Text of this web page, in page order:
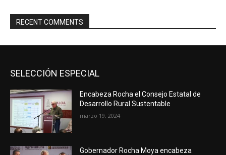
RECENT COMMENTS
SELECCIÓN ESPECIAL
Encabeza Rocha el Consejo Estatal de
Desarrollo Rural Sustentable
marzo 19, 2024
Gobernador Rocha Moya encabeza